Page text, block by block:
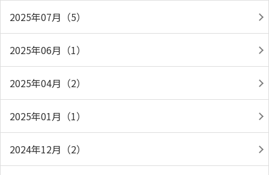
2025年07月（5）
2025年06月（1）
2025年04月（2）
2025年01月（1）
2024年12月（2）